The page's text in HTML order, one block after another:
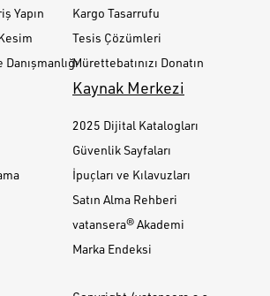
Yapın
Danışmanlığı
Kargo Tasarrufu
Tesis Çözümleri
Mürettebatınızı Donatın
Kaynak Merkezi
2025 Dijital Katalogları
Güvenlik Sayfaları
İpuçları ve Kılavuzları
Satın Alma Rehberi
vatansera® Akademi
Marka Endeksi